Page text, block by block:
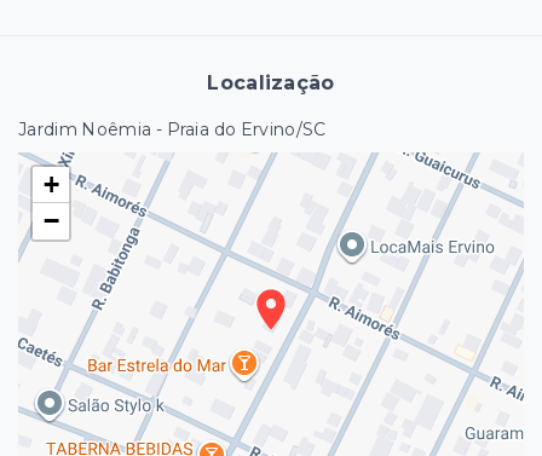
Localização
Jardim Noêmia - Praia do Ervino/SC
+
−